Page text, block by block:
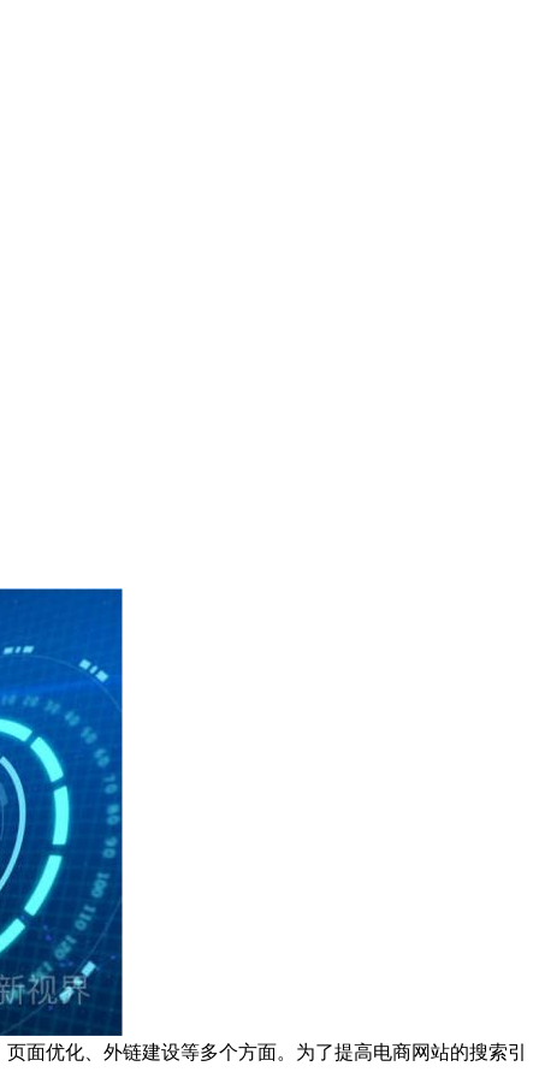
优化、外链建设等多个方面。为了提高电商网站的搜索引